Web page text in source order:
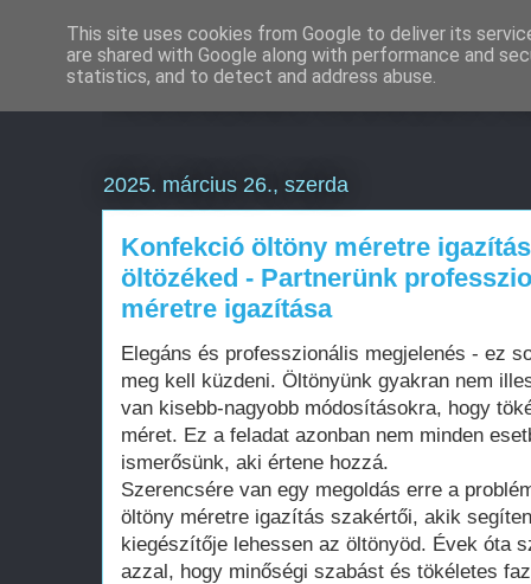
Weboldal készítés
2025. március 26., szerda
Konfekció öltöny méretre
öltözéked - Partnerünk
méretre igazítása
Elegáns és professzionális megjelenés - ez
meg kell küzdeni. Öltönyünk gyakran nem
van kisebb-nagyobb módosításokra, hogy
méret. Ez a feladat azonban nem minden
ismerősünk, aki értene hozzá.
Szerencsére van egy megoldás erre a
öltöny méretre igazítás szakértői, akik
kiegészítője lehessen az öltönyöd. Évek óta
azzal, hogy minőségi szabást és tökéletes
This site uses cookies from Google to deliver its
are shared with Google along with performance and
statistics, and to detect and address abuse.